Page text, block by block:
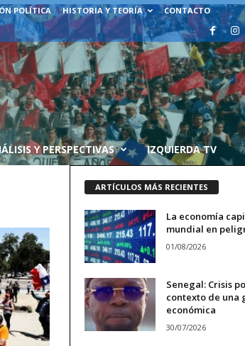
POLÍTICA HISTORIA Y TEORÍA CONTACTO
Y PERSPECTIVAS IZQUIERDA TV
ARTÍCULOS MÁS RECIENTES
La economía
mundial en
01/08/2026
Senegal: Crisis
contexto de una
económica
30/07/2026